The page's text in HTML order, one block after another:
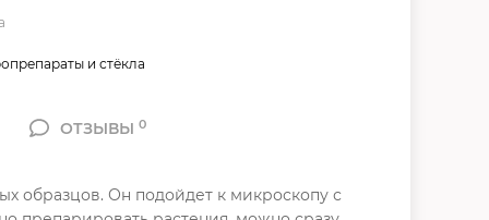
и стёкла
ОТЗЫВЫ0
образцов. Он подойдет к микроскопу с